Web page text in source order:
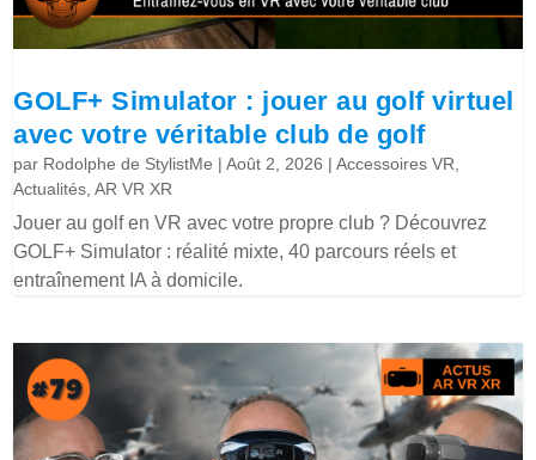
GOLF+ Simulator : jouer au golf virtuel
avec votre véritable club de golf
par Rodolphe de StylistMe |Août 2, 2026 |Accessoires VR
Actualités ,AR VR XR
Jouer au golf en VR avec votre propre club ? Découvrez
GOLF+ Simulator : réalité mixte, 40 parcours réels et
entraînement IA à domicile.